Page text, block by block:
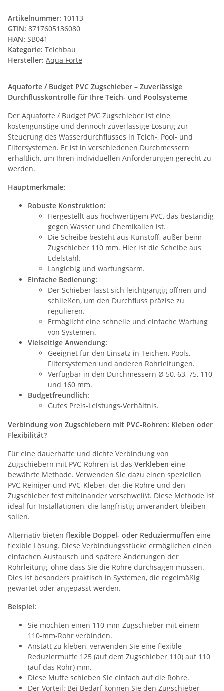
Artikelnummer: 10113
GTIN: 8717605136080
HAN: SB041
Kategorie: Teichbau
Hersteller: Aqua Forte
Aquaforte / Budget PVC Zugschieber – Zuverlässige
Durchflusskontrolle für Ihre Teich- und Poolsysteme
Der Aquaforte / Budget PVC Zugschieber ist eine
kostengünstige und dennoch zuverlässige Lösung zur
Steuerung des Wasserdurchflusses in Teich-, Pool- und
Filtersystemen. Er ist in verschiedenen Durchmessern
erhältlich, um Ihren individuellen Anforderungen gerecht zu
werden.
Hauptmerkmale:
Robuste Konstruktion:
Hergestellt aus hochwertigem PVC, das beständig
gegen Wasser und Chemikalien ist.
Die Scheibe besteht aus Kunstoff, außer beim
Zugschieber 110 mm. Hier ist die Scheibe aus
Edelstahl.
Langlebig und wartungsarm.
Einfache Bedienung:
Der Schieber lässt sich leichtgängig öffnen und
schließen, um den Durchfluss präzise zu
regulieren.
Ermöglicht eine schnelle und einfache Wartung
von Systemen.
Vielseitige Anwendung:
Geeignet für den Einsatz in Teichen, Pools,
Filtersystemen und anderen Rohrleitungen.
Verfügbar in den Durchmessern Ø 50, 63, 75, 110
und 160 mm.
Budgetfreundlich:
Gutes Preis-Leistungs-Verhältnis.
Verbindung von Zugschiebern mit PVC-Rohren: Kleben oder
Flexibilität?
Für eine dauerhafte und dichte Verbindung von
Zugschiebern mit PVC-Rohren ist das Verkleben eine
bewährte Methode. Verwenden Sie dazu einen speziellen
PVC-Reiniger und PVC-Kleber, der die Rohre und den
Zugschieber fest miteinander verschweißt. Diese Methode ist
ideal für Installationen, die langfristig unverändert bleiben
sollen.
Alternativ bieten flexible Doppel- oder Reduziermuffen eine
flexible Lösung. Diese Verbindungsstücke ermöglichen einen
einfachen Austausch und spätere Änderungen der
Rohrleitung, ohne dass Sie die Rohre durchsägen müssen.
Dies ist besonders praktisch in Systemen, die regelmäßig
gewartet oder angepasst werden.
Beispiel:
Sie möchten einen 110-mm-Zugschieber mit einem
110-mm-Rohr verbinden.
Anstatt zu kleben, verwenden Sie eine flexible
Reduziermuffe 125 (auf dem Zugschieber 110) auf 110
(auf das Rohr) mm.
Diese Muffe schieben Sie einfach auf die Rohre.
Der Vorteil: Bei Bedarf können Sie den Zugschieber